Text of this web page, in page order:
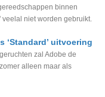
binnen
niet worden gebruikt.
‘Standard’ uitvoering
zal Adobe de
alleen maar als